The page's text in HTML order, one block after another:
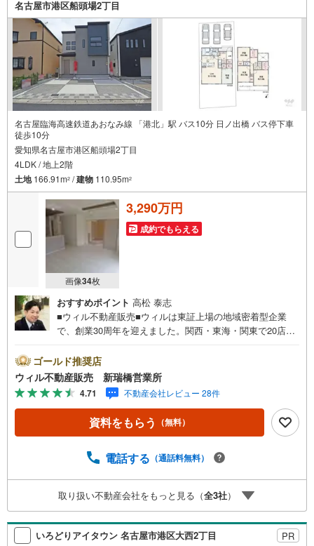
名古屋市港区船頭場2丁目
名古屋臨海高速鉄道あおなみ線 「港北」駅 バス10分 日ノ出橋 バス停下車
徒歩10分
愛知県名古屋市港区船頭場2丁目
4LDK / 地上2階
土地166.91m2 /建物 110.95m2
画像34枚
3,290万円
成約でもらえる
おすすめポイント 高松 泰志
■ウィル不動産販売■ウィルは東証上場の地域密着型企業
で、創業30周年を迎えました。関西・東海・関東で20店舗
です。新瑞橋駅から徒歩1分の店舗には、キッズスペースや
おむつ替えスペースを完備しており、お子様連れのお客様
も安心してご利用いただけます。●平日のお住まい探しの方
へ●弊社では平日にご内覧や契約を希望されるお客様のため
に、「平日会員制度」という割引プランをご用意していま
す。●お仕事で忙しい方へ●午前10時から午後7時まで、毎
間外でのご内覧にも対応いたします。また、オンライン内
弊社は定休日なく営業しており、当日のご内覧も承りま
す。弊社で掲載している物件以外にもご紹介可能ですの
で、一度ご相談ください。●その他の相談もプロが対応●物
件に関することはもちろん、住宅ローンなどの資金面やリ
フォームに関することなど、お住まいに関するどんなこと
ゴールド推奨店
ウィル不動産販売 新瑞橋営業所
4.71 不動産会社レビュー 28件
資料をもらう （無料）
電話する （通話料無料）
取り扱い不動産会社をもっと見る（全3社）
いろどりアイタウン 名古屋市港区大西2丁目 PR